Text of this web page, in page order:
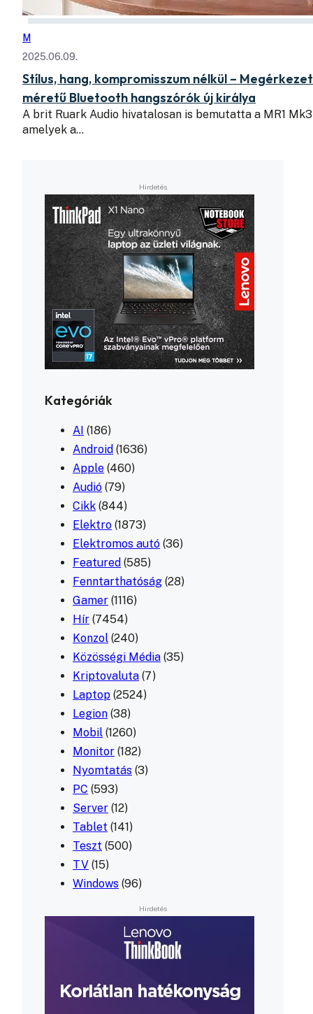
M
2025.06.09.
Stílus, hang, kompromisszum nélkül –
méretű Bluetooth hangszórók új királya
A brit Ruark Audio hivatalosan is bemutatta a MR1
amelyek a…
Kategóriák
AI (186)
Android (1636)
Apple (460)
Audió (79)
Cikk (844)
Elektro (1873)
Elektromos autó (36)
Featured (585)
Fenntarthatóság (28)
Gamer (1116)
Hír (7454)
Konzol (240)
Közösségi Média (35)
Kriptovaluta (7)
Laptop (2524)
Legion (38)
Mobil (1260)
Monitor (182)
Nyomtatás (3)
PC (593)
Server (12)
Tablet (141)
Teszt (500)
TV (15)
Windows (96)